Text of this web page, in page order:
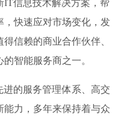
IT信息技术解决方案，帮
，快速应对市场变化，发
信赖的商业合作伙伴、
智能服务商之一。
的服务管理体系、高交
力，多年来保持着与众